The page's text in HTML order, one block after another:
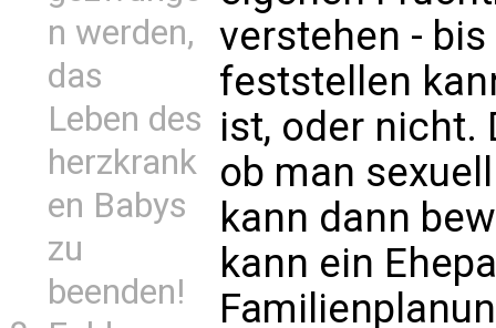
n werden,
das
Leben des
herzkrank
en Babys
zu
beenden!
verstehen -
feststellen
ist, oder nicht.
ob man
kann dann
kann ein